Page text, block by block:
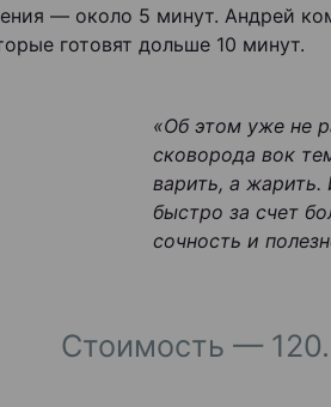
— около 5 минут. Андрей
готовят дольше 10 минут.
«Об этом уже не
сковорода вок
варить, а жарить.
быстро за счет
сочность и
Стоимость —